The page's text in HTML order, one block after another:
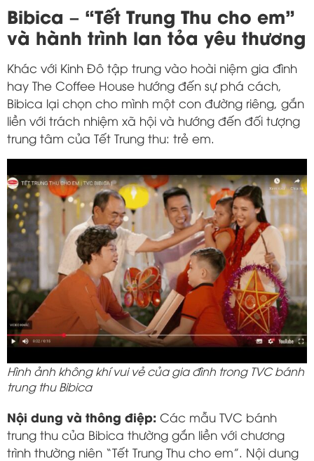
Bibica – “Tết Trung Thu cho em”
và hành trình lan tỏa yêu thương
Khác với Kinh Đô tập trung vào hoài niệm gia đình
hay The Coffee House hướng đến sự phá cách,
Bibica lại chọn cho mình một con đường riêng, gắn
liền với trách nhiệm xã hội và hướng đến đối tượng
trung tâm của Tết Trung thu: trẻ em.
Hình ảnh không khí vui vẻ của gia đình trong TVC bánh
trung thu Bibica
Nội dung và thông điệp: Các mẫu TVC bánh
trung thu của Bibica thường gắn liền với chương
trình thường niên “Tết Trung Thu cho em”. Nội dung